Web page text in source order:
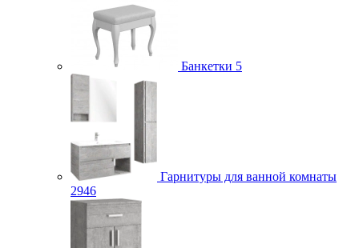
Банкетки 5
Гарнитуры для ванной комнаты
2946